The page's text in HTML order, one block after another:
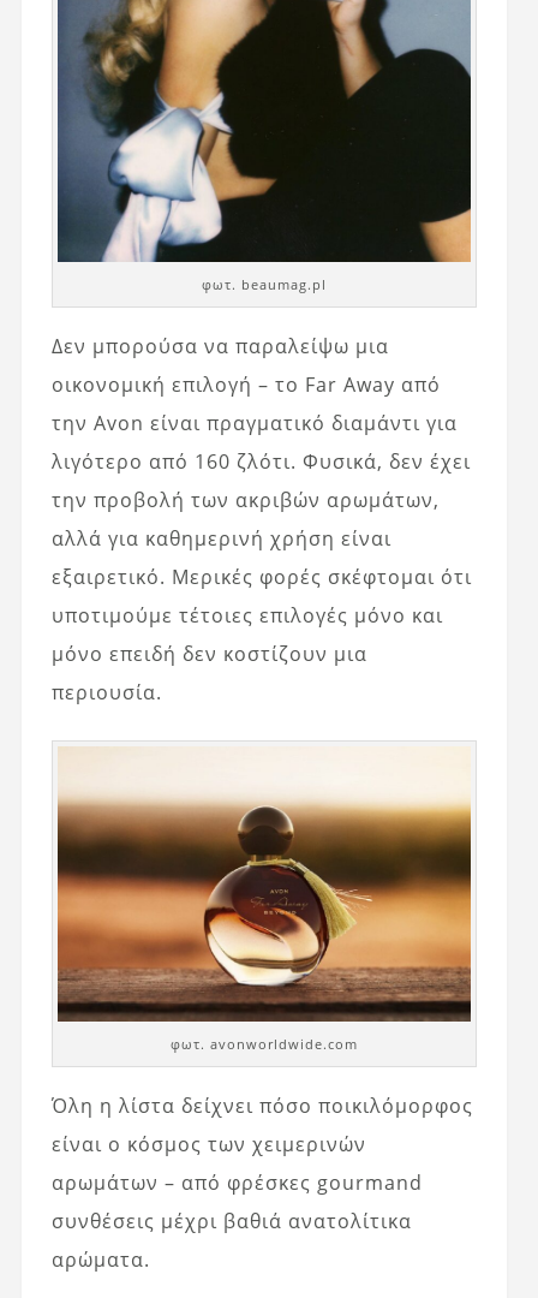
φωτ. beaumag.pl
Δεν μπορούσα να παραλείψω μια
οικονομική επιλογή – το Far Away από
την Avon είναι πραγματικό διαμάντι για
λιγότερο από 160 ζλότι. Φυσικά, δεν έχει
την προβολή των ακριβών αρωμάτων,
αλλά για καθημερινή χρήση είναι
εξαιρετικό. Μερικές φορές σκέφτομαι ότι
υποτιμούμε τέτοιες επιλογές μόνο και
μόνο επειδή δεν κοστίζουν μια
περιουσία.
φωτ. avonworldwide.com
Όλη η λίστα δείχνει πόσο ποικιλόμορφος
είναι ο κόσμος των χειμερινών
αρωμάτων – από φρέσκες gourmand
συνθέσεις μέχρι βαθιά ανατολίτικα
αρώματα.